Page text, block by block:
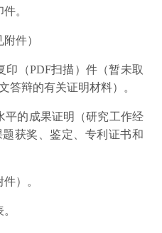
。
件）
印（PDF扫描）件（暂未取
答辩的有关证明材料）。
平的成果证明（研究工作经
获奖、鉴定、专利证书和
）。